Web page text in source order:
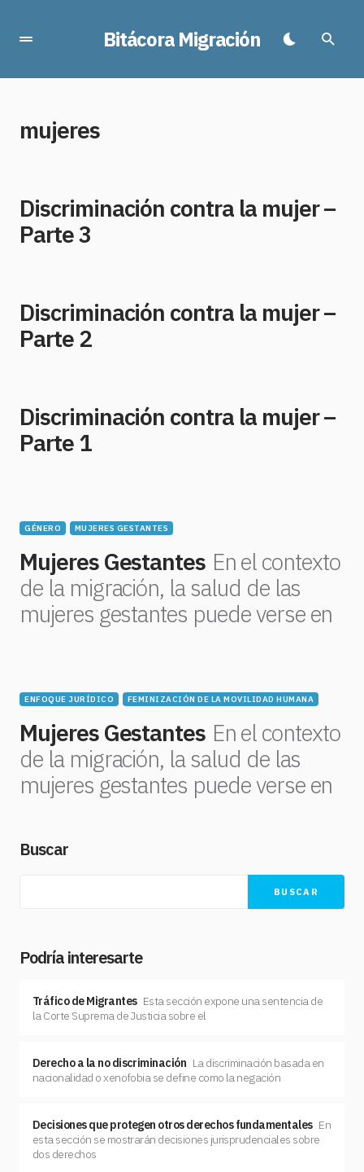
Bitácora Migración
mujeres
Discriminación contra la mujer –
Parte 3
Discriminación contra la mujer –
Parte 2
Discriminación contra la mujer –
Parte 1
GÉNERO MUJERES GESTANTES
Mujeres Gestantes En el contexto
de la migración, la salud de las
mujeres gestantes puede verse en
ENFOQUE JURÍDICO FEMINIZACIÓN DE LA MOVILIDAD HUMANA
Mujeres Gestantes En el contexto
de la migración, la salud de las
mujeres gestantes puede verse en
Buscar
BUSCAR
Podría interesarte
Tráfico de Migrantes Esta sección expone una sentencia de
la Corte Suprema de Justicia sobre el
Derecho a la no discriminación La discriminación basada en
nacionalidad o xenofobia se define como la negación
Decisiones que protegen otros derechos fundamentales En
esta sección se mostrarán decisiones jurisprudenciales sobre
dos derechos